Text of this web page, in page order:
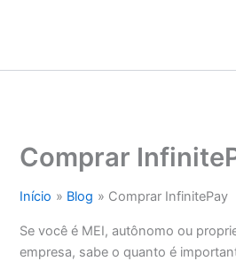
conteúdo
Comprar
Início Blog Comprar InfinitePay
Se você é MEI, autônomo ou
empresa, sabe o quanto é